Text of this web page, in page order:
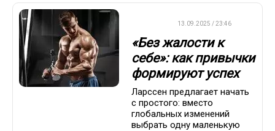
13.09.2025 / 23:46
«Без жалости к
себе»: как привычки
формируют успех
Ларссен предлагает начать
с простого: вместо
глобальных изменений
выбрать одну маленькую